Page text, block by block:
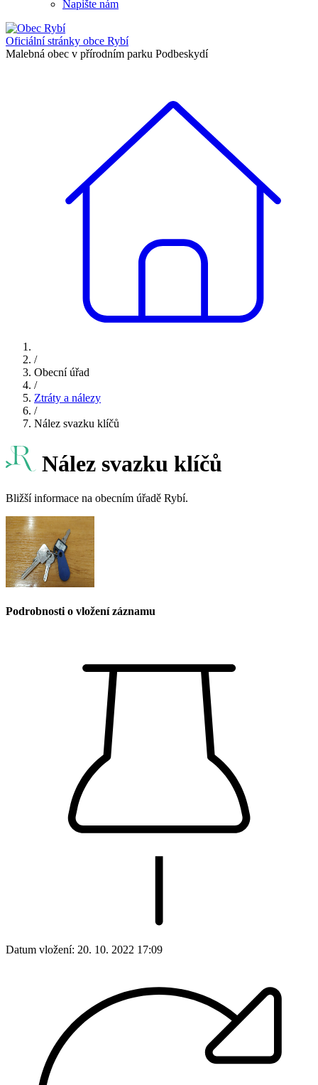
Napište nám
Oficiální stránky obce Rybí
Malebná obec v přírodním parku Podbeskydí
/
Obecní úřad
/
Ztráty a nálezy
/
Nález svazku klíčů
Nález svazku klíčů
Bližší informace na obecním úřadě Rybí.
Podrobnosti o vložení záznamu
Datum vložení: 20. 10. 2022 17:09